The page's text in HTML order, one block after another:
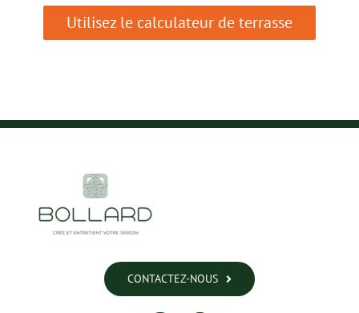
Utilisez le calculateur de terrasse
CONTACTEZ-NOUS